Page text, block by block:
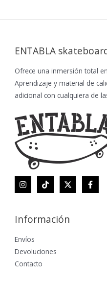
ENTABLA
Ofrece una inmersión total
Aprendizaje y material de
adicional con cualquiera de
Información
Envíos
Devoluciones
Contacto